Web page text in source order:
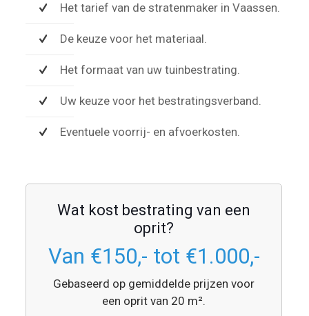
Het tarief van de stratenmaker in Vaassen.
De keuze voor het materiaal.
Het formaat van uw tuinbestrating.
Uw keuze voor het bestratingsverband.
Eventuele voorrij- en afvoerkosten.
Wat kost bestrating van een
oprit?
Van €150,- tot €1.000,-
Gebaseerd op gemiddelde prijzen voor
een oprit van 20 m².